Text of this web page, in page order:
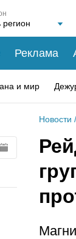
Реклама
и мир
Новости /